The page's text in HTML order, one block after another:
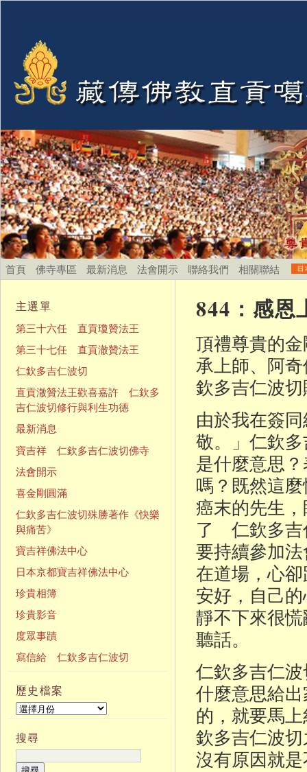
首頁 佛寺專區 最新消息 法會開示 聯絡我們 相關聯結
844：感恩
頂禮尊貴的
承上師、阿
欽多吉仁波
由於我在簽
敬。」仁欽
是什麼意思
嗎？既然這
癌末的先生
了 仁欽多吉
要持續參加
在道場，心
安好，自己
靜不下來很
聽話。
仁欽多吉仁
什麼意思給
的，就要馬
欽多吉仁波
沒有原因就
主選單
第三十六任 直貢瓊贊法王
第三十七任 直貢澈贊法王
仁欽多吉仁波切
直貢澈贊法王歡喜嘉許 仁欽多
吉仁波切修行與利生功德
最新消息
寶吉祥 仁欽多吉仁波切佛寺
法會開示
喜金剛圓滿
仁欽多吉仁波切殊勝著作《快樂
與痛苦》
寶吉祥佛法中心
日本京都寶吉祥佛法中心
珍貴相簿
珍貴影音
度眾事蹟
寫信給 仁欽多吉仁波切
歷史檔案
搜尋